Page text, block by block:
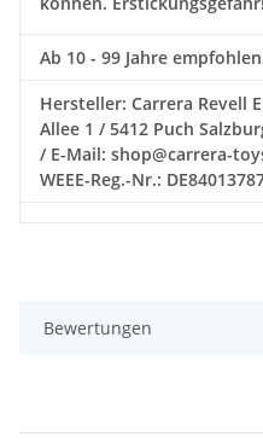
Ab 10 - 99 Jahre
Hersteller: Carrera Revell
Allee 1 / 5412 Puch
/ E-Mail: shop@carrera-
WEEE-Reg.-Nr.:
Bewertungen